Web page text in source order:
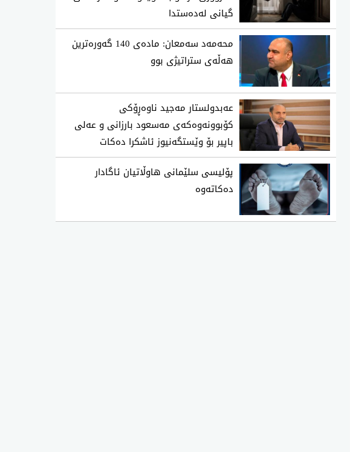
گیانی لەدەستدا
محه‌مه‌د سه‌معان: ماده‌ی 140 گه‌وره‌ترین
هه‌ڵه‌ی ستراتیژی‌ بوو
عەبدولستار مەجید ناوەڕۆكی
كۆبوونەوەكەی مەسعود بارزانی و عەلی
باپیر بۆ وێستگەنیوز ئاشكرا دەكات
پۆلیسی سلێمانی هاوڵاتیان ئاگادار
ده‌كاته‌وه‌